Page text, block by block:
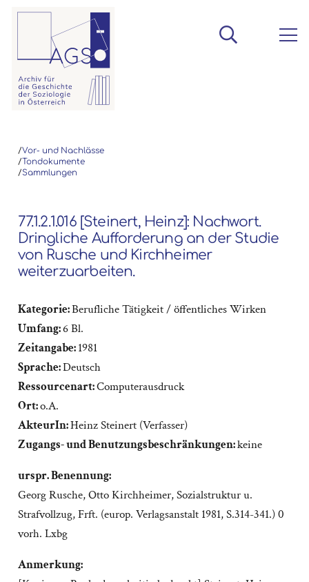
/Vor- und Nachlässe
/Tondokumente
/Sammlungen
77.1.2.1.016 [Steinert, Heinz]: Nachwort.
Dringliche Aufforderung an der Studie
von Rusche und Kirchheimer
weiterzuarbeiten.
Kategorie:Berufliche Tätigkeit / öffentliches Wirken
Umfang:6 Bl.
Zeitangabe:1981
Sprache:Deutsch
Ressourcenart:Computerausdruck
Ort:o.A.
AkteurIn:Heinz Steinert (Verfasser)
Zugangs- und Benutzungsbeschränkungen:keine
urspr. Benennung:
Georg Rusche, Otto Kirchheimer, Sozialstruktur u.
Strafvollzug, Frft. (europ. Verlagsanstalt 1981, S.314-341.) 0
vorh. Lxbg
Anmerkung: